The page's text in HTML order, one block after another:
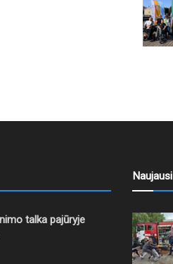
talka pajūryje
Naujausi